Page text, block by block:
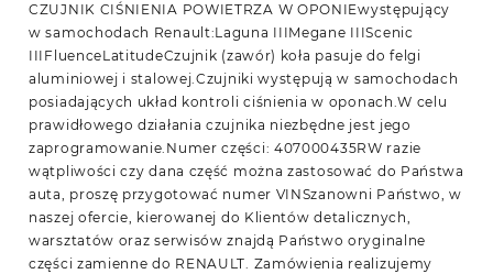
CZUJNIK CIŚNIENIA POWIETRZA W OPONIEwystępujący
w samochodach Renault:Laguna IIIMegane IIIScenic
IIIFluenceLatitudeCzujnik (zawór) koła pasuje do felgi
aluminiowej i stalowej.Czujniki występują w samochodach
posiadających układ kontroli ciśnienia w oponach.W celu
prawidłowego działania czujnika niezbędne jest jego
zaprogramowanie.Numer części: 407000435RW razie
wątpliwości czy dana część można zastosować do Państwa
auta, proszę przygotować numer VINSzanowni Państwo, w
naszej ofercie, kierowanej do Klientów detalicznych,
warsztatów oraz serwisów znajdą Państwo oryginalne
części zamienne do RENAULT. Zamówienia realizujemy